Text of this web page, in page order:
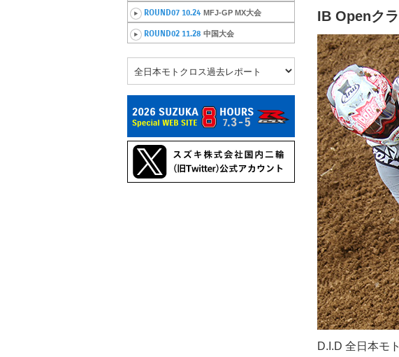
ROUND07 10.24 MFJ-GP MX大会
ROUND02 11.28 中国大会
IB Openク
D.I.D 全日本モ